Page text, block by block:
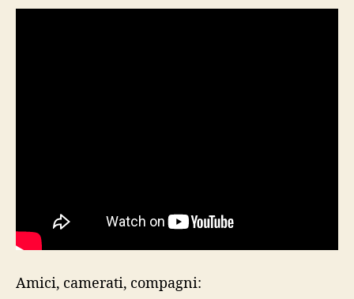
Amici, camerati, compagni: